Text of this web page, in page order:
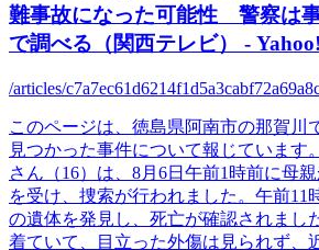
難事故になった可能性 警察は
で調べる（関西テレビ） -
/articles/
このページは、徳島県阿南市の那賀川
見つかった事件について報じています
さん（16）は、8月6日午前1時前に母
を受け、捜索が行われました。午前11
の遺体を発見し、死亡が確認されまし
着ていて、目立った外傷は見られず、